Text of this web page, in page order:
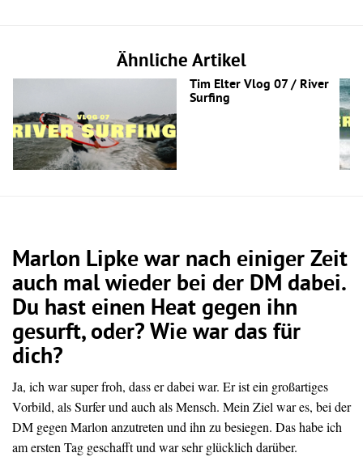
Ähnliche Artikel
Tim Elter Vlog 07 / River
Surfing
Marlon Lipke war nach einiger Zeit
auch mal wieder bei der DM dabei.
Du hast einen Heat gegen ihn
gesurft, oder? Wie war das für
dich?
Ja, ich war super froh, dass er dabei war. Eristein großartiges
Vorbild, alsSurferund auch alsMensch. Mein Ziel wares, bei der
DM gegen Marlon anzutreten und ihn zu besiegen. Dashabeich
amersten Tag geschafftund warsehrglücklich darüber.